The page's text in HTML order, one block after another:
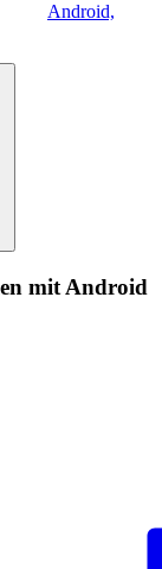
Android,
mit Android